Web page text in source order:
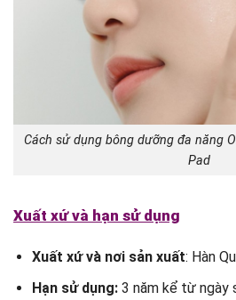
Cách sử dụng bông dưỡng đa năng
Pad
Xuất xứ và hạn sử dụng
Xuất xứ và nơi sản xuất: Hàn
Hạn sử dụng:3 năm kể từ ngày